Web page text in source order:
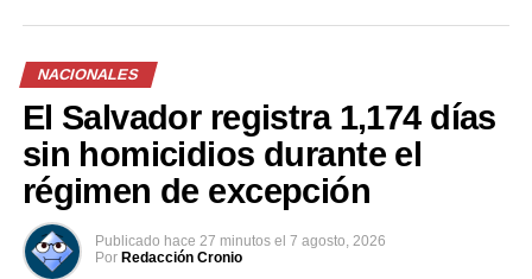
NACIONALES
El Salvador registra 1,174 días
sin homicidios durante el
régimen de excepción
Publicado hace 27 minutos el 7 agosto, 2026
Por Redacción Cronio